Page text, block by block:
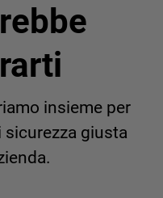
insieme per
giusta